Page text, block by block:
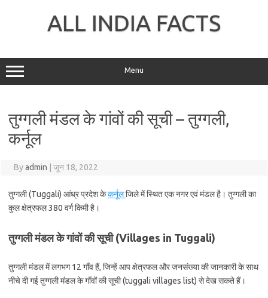
ALL INDIA FACTS
Menu
तुग्गली मंडल के गांवों की सूची – तुग्गली,
कर्नूल
Byadmin जून 18, 2022
तुग्गली (Tuggali) आंध्र प्रदेश केकर्नूलजिले में स्थित एक नगर एवं मंडल है। तुग्गली का
कुल क्षेत्रफल 380 वर्ग किमी है।
तुग्गली मंडल के गांवों की सूची (Villages in Tuggali)
तुग्गली मंडल में लगभग 12 गाँव हैं, जिन्हें आप क्षेत्रफल और जनसंख्या की जानकारी के साथ
नीचे दी गई तुग्गली मंडल के गाँवों की सूची (tuggali villages list) से देख सकते हैं।